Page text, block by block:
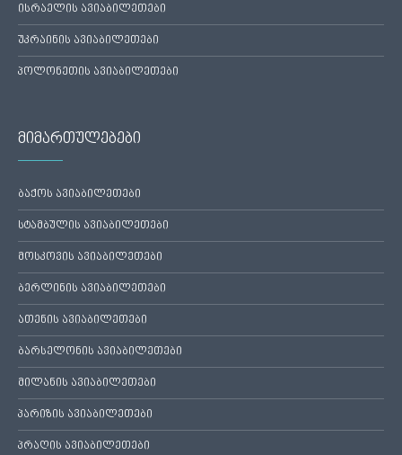
ისრაელის ავიაბილეთები
უკრაინის ავიაბილეთები
პოლონეთის ავიაბილეთები
მიმართულებები
ბაქოს ავიაბილეთები
სტამბულის ავიაბილეთები
მოსკოვის ავიაბილეთები
ბერლინის ავიაბილეთები
ათენის ავიაბილეთები
ბარსელონის ავიაბილეთები
მილანის ავიაბილეთები
პარიზის ავიაბილეთები
პრაღის ავიაბილეთები